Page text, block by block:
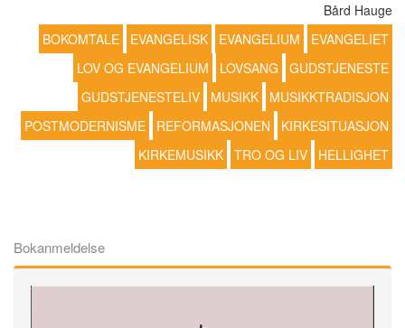
Bård Hauge
BOKOMTALE
EVANGELISK EVANGELIUM
EVANGELIET
LOV OG EVANGELIUM
LOVSANG
GUDSTJENESTE
GUDSTJENESTELIV
MUSIKK
MUSIKKTRADISJON
POSTMODERNISME
REFORMASJONEN
KIRKESITUASJON
KIRKEMUSIKK TRO OG LIV HELLIGHET
Bokanmeldelse